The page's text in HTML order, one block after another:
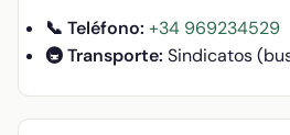
📞 Teléfono: +34 969234529
🚇 Transporte: Sindicatos